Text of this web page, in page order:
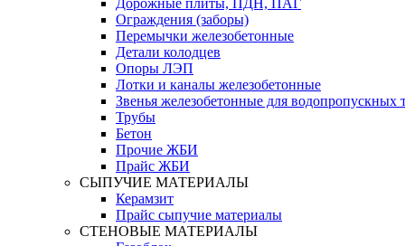
Дорожные плиты, ПДН, ПАГ
Ограждения (заборы)
Перемычки железобетонные
Детали колодцев
Опоры ЛЭП
Лотки и каналы железобетонные
Звенья железобетонные для водопропускных
Трубы
Бетон
Прочие ЖБИ
Прайс ЖБИ
СЫПУЧИЕ МАТЕРИАЛЫ
Керамзит
Прайс сыпучие материалы
СТЕНОВЫЕ МАТЕРИАЛЫ